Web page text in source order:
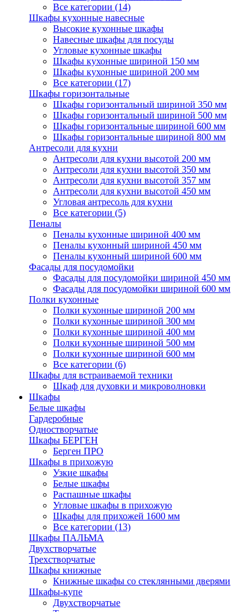
Все категории (14)
Шкафы кухонные навесные
Высокие кухонные шкафы
Навесные шкафы для посуды
Угловые кухонные шкафы
Шкафы кухонные шириной 150 мм
Шкафы кухонные шириной 200 мм
Все категории (17)
Шкафы горизонтальные
Шкафы горизонтальный шириной 350 мм
Шкафы горизонтальный шириной 500 мм
Шкафы горизонтальные шириной 600 мм
Шкафы горизонтальные шириной 800 мм
Антресоли для кухни
Антресоли для кухни высотой 200 мм
Антресоли для кухни высотой 350 мм
Антресоли для кухни высотой 357 мм
Антресоли для кухни высотой 450 мм
Угловая антресоль для кухни
Все категории (5)
Пеналы
Пеналы кухонные шириной 400 мм
Пеналы кухонный шириной 450 мм
Пеналы кухонный шириной 600 мм
Фасады для посудомойки
Фасады для посудомойки шириной 450 мм
Фасады для посудомойки шириной 600 мм
Полки кухонные
Полки кухонные шириной 200 мм
Полки кухонные шириной 300 мм
Полки кухонные шириной 400 мм
Полки кухонные шириной 500 мм
Полки кухонные шириной 600 мм
Все категории (6)
Шкафы для встраиваемой техники
Шкаф для духовки и микроволновки
Шкафы
Белые шкафы
Гардеробные
Одностворчатые
Шкафы БЕРГЕН
Берген ПРО
Шкафы в прихожую
Узкие шкафы
Белые шкафы
Распашные шкафы
Угловые шкафы в прихожую
Шкафы для прихожей 1600 мм
Все категории (13)
Шкафы ПАЛЬМА
Двухстворчатые
Трехстворчатые
Шкафы книжные
Книжные шкафы со стеклянными дверями
Шкафы-купе
Двухстворчатые